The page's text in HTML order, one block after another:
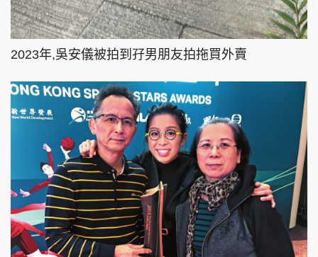
2023年,吳安儀被拍到孖男朋友拍拖買外賣